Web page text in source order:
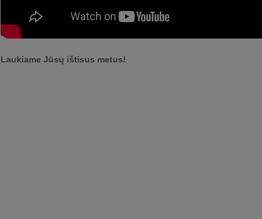
Laukiame Jūsų ištisus metus!